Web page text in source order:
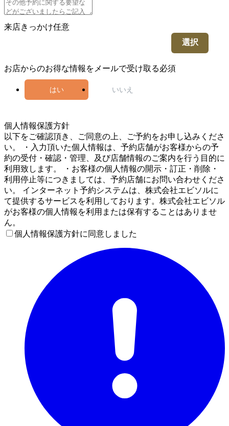
来店きっかけ任意
選択
お店からのお得な情報をメールで受け取る必須
はい いいえ
個人情報保護方針
以下をご確認頂き、ご同意の上、ご予約をお申し込みくださ
い。 ・入力頂いた個人情報は、予約店舗がお客様からの予
約の受付・確認・管理、及び店舗情報のご案内を行う目的に
利用致します。 ・お客様の個人情報の開示・訂正・削除・
利用停止等につきましては、予約店舗にお問い合わせくださ
い。 インターネット予約システムは、株式会社エビソルに
て提供するサービスを利用しております。株式会社エビソル
がお客様の個人情報を利用または保有することはありませ
ん。
個人情報保護方針に同意しました